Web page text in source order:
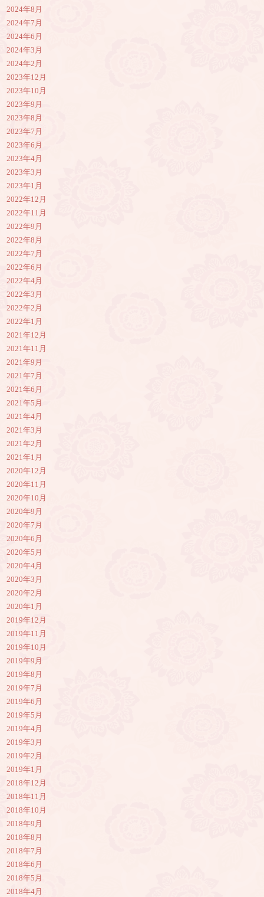
2024年8月
2024年7月
2024年6月
2024年3月
2024年2月
2023年12月
2023年10月
2023年9月
2023年8月
2023年7月
2023年6月
2023年4月
2023年3月
2023年1月
2022年12月
2022年11月
2022年9月
2022年8月
2022年7月
2022年6月
2022年4月
2022年3月
2022年2月
2022年1月
2021年12月
2021年11月
2021年9月
2021年7月
2021年6月
2021年5月
2021年4月
2021年3月
2021年2月
2021年1月
2020年12月
2020年11月
2020年10月
2020年9月
2020年7月
2020年6月
2020年5月
2020年4月
2020年3月
2020年2月
2020年1月
2019年12月
2019年11月
2019年10月
2019年9月
2019年8月
2019年7月
2019年6月
2019年5月
2019年4月
2019年3月
2019年2月
2019年1月
2018年12月
2018年11月
2018年10月
2018年9月
2018年8月
2018年7月
2018年6月
2018年5月
2018年4月